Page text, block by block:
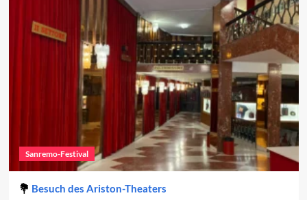
Sanremo-Festival
Besuch des Ariston-Theaters